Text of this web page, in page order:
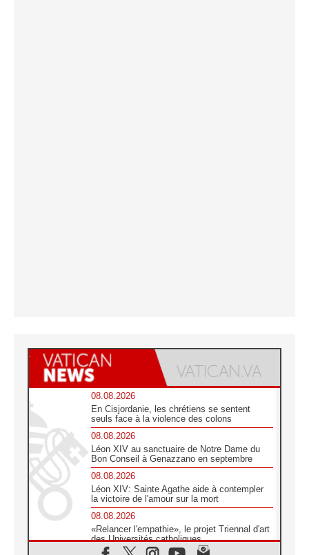
08.08.2026
En Cisjordanie, les chrétiens se sentent
seuls face à la violence des colons
08.08.2026
Léon XIV au sanctuaire de Notre Dame du
Bon Conseil à Genazzano en septembre
08.08.2026
Léon XIV: Sainte Agathe aide à contempler
la victoire de l'amour sur la mort
08.08.2026
«Relancer l'empathie», le projet Triennal d'art
des Universités catholiques